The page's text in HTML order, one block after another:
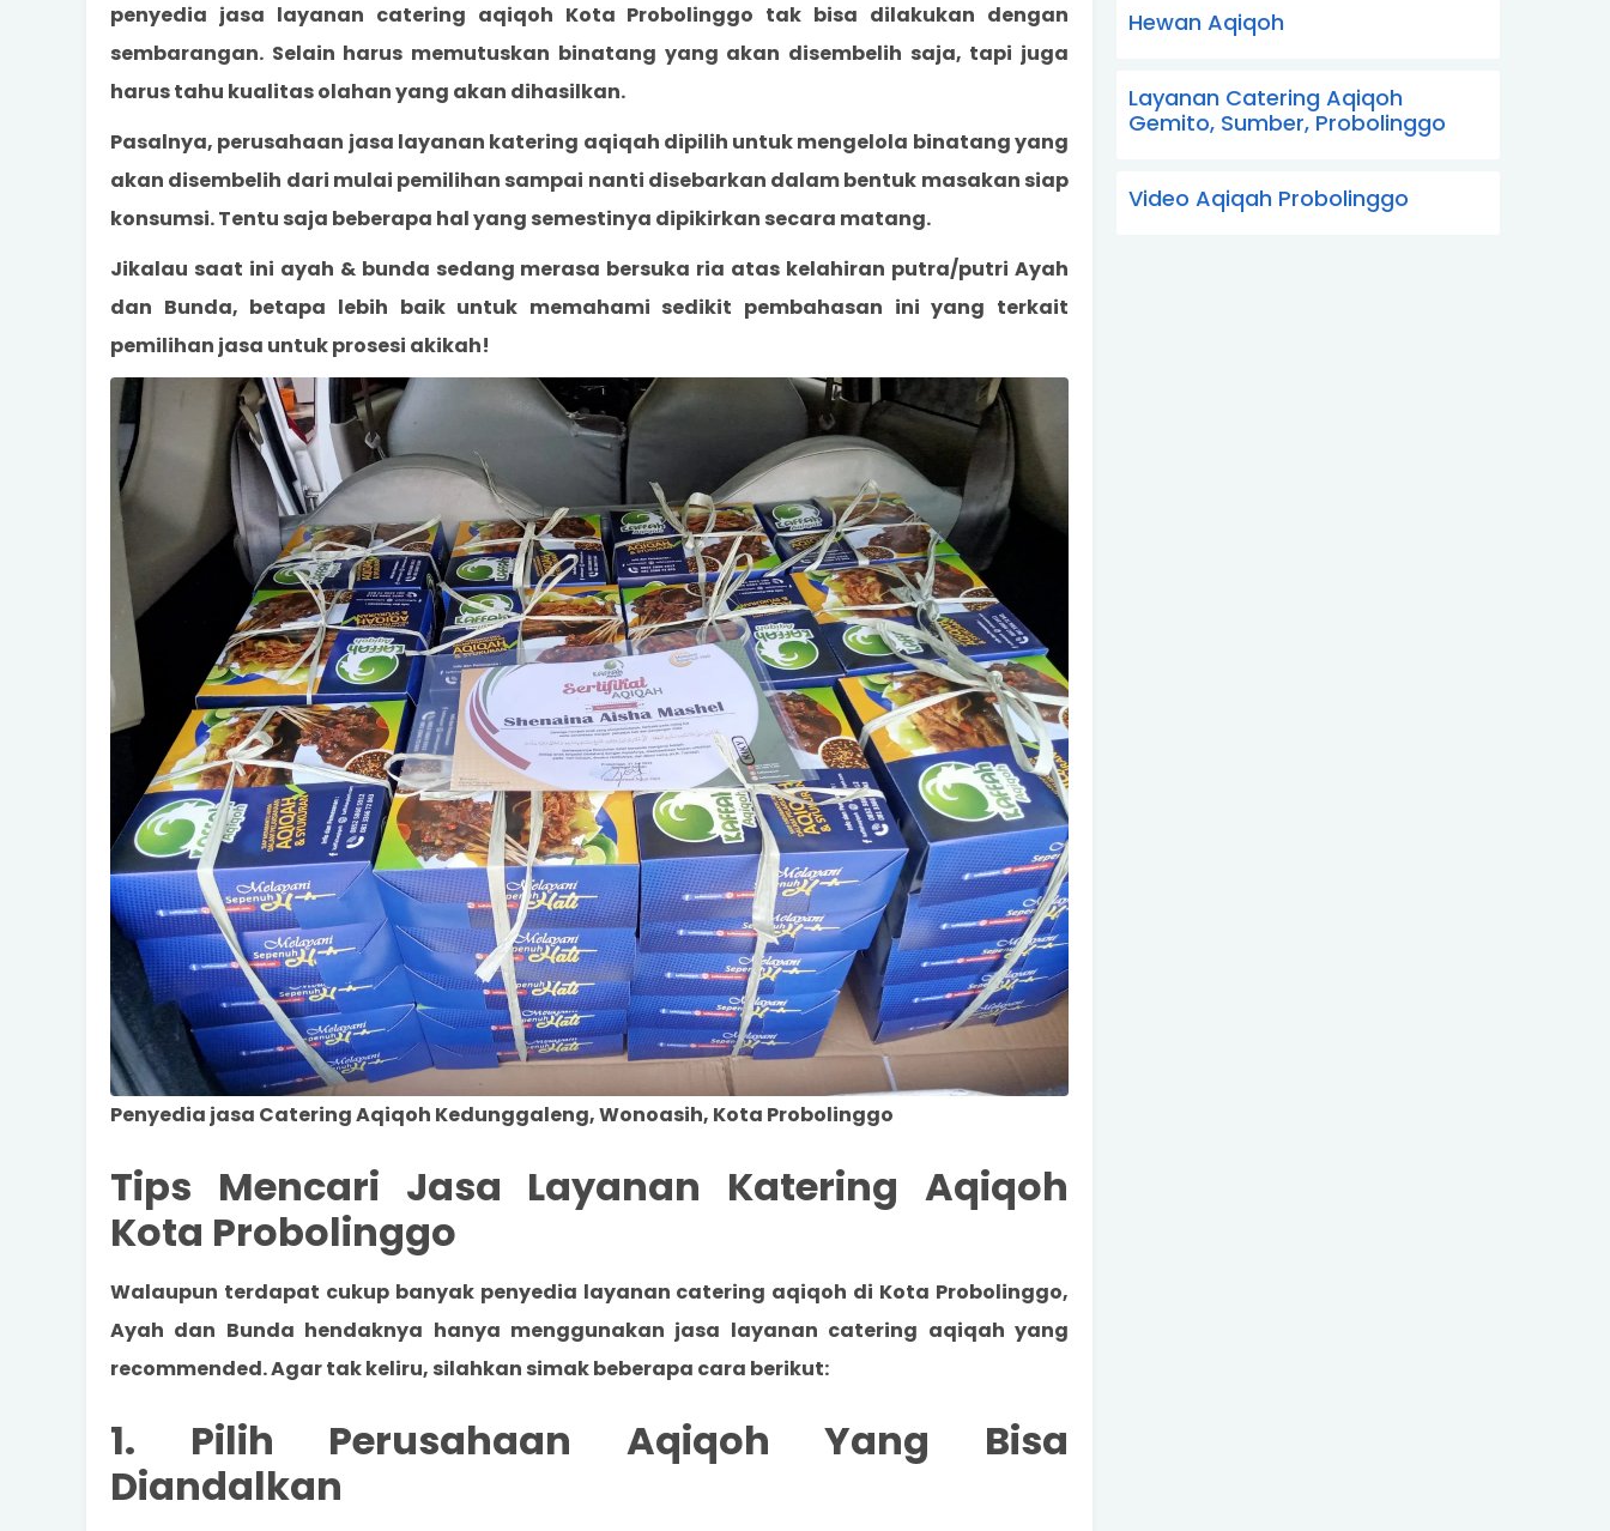
penyedia jasa layanan catering aqiqoh Kota Probolinggo tak bisa dilakukan dengan
sembarangan. Selain harus memutuskan binatang yang akan disembelih saja, tapi juga
harus tahu kualitas olahan yang akan dihasilkan.
Pasalnya, perusahaan jasa layanan katering aqiqah dipilih untuk mengelola binatang yang
akan disembelih dari mulai pemilihan sampai nanti disebarkan dalam bentuk masakan siap
konsumsi. Tentu saja beberapa hal yang semestinya dipikirkan secara matang.
Jikalau saat ini ayah & bunda sedang merasa bersuka ria atas kelahiran putra/putri Ayah
dan Bunda, betapa lebih baik untuk memahami sedikit pembahasan ini yang terkait
pemilihan jasa untuk prosesi akikah!
Penyedia jasa Catering Aqiqoh Kedunggaleng, Wonoasih, Kota Probolinggo
Tips Mencari Jasa Layanan Katering Aqiqoh
Kota Probolinggo
Walaupun terdapat cukup banyak penyedia layanan catering aqiqoh di Kota Probolinggo,
Ayah dan Bunda hendaknya hanya menggunakan jasa layanan catering aqiqah yang
recommended. Agar tak keliru, silahkan simak beberapa cara berikut:
1. Pilih Perusahaan Aqiqoh Yang Bisa
Diandalkan
Hewan Aqiqoh
Layanan Catering Aqiqoh
Gemito, Sumber, Probolinggo
Video Aqiqah Probolinggo